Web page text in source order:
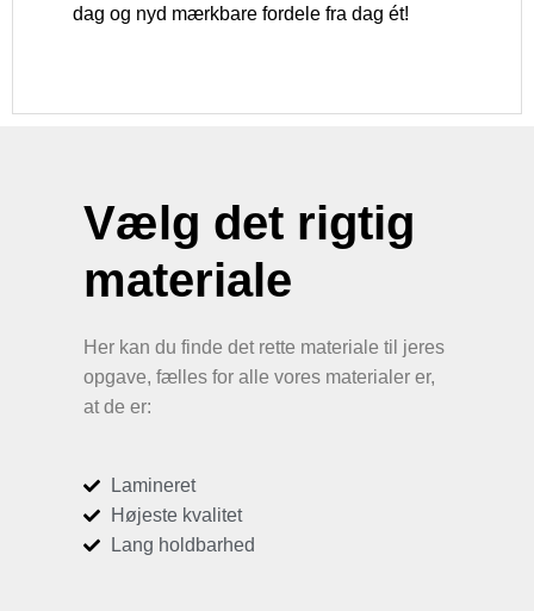
dag og nyd mærkbare fordele fra dag ét!
Vælg det rigtig
materiale
Her kan du finde det rette materiale til jeres
opgave, fælles for alle vores materialer er,
at de er:
Lamineret
Højeste kvalitet
Lang holdbarhed